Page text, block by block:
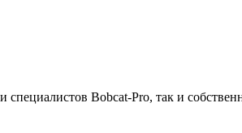
Bobcat-Pro, так и